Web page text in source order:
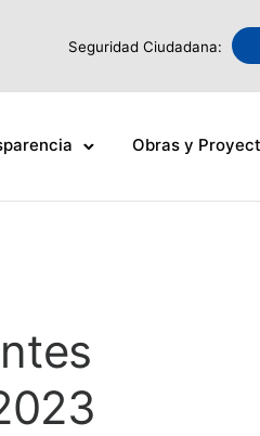
Seguridad Ciudadana:
Obras y